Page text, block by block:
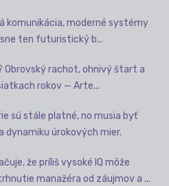
komunikácia, moderné systémy
ten futuristický b...
Obrovský rachot, ohnivý štart a
rokov — Arte...
sú stále platné, no musia byť
dynamiku úrokových mier.
že príliš vysoké IQ môže
manažéra od záujmov a ...